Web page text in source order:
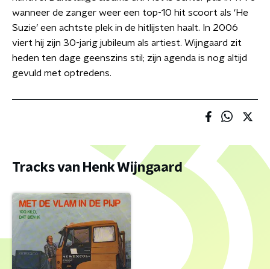
wanneer de zanger weer een top-10 hit scoort als ‘He
Suzie’ een achtste plek in de hitlijsten haalt. In 2006
viert hij zijn 30-jarig jubileum als artiest. Wijngaard zit
heden ten dage geenszins stil; zijn agenda is nog altijd
gevuld met optredens.
Tracks van Henk Wijngaard